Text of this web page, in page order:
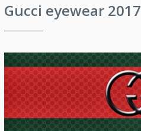
Gucci eyewear 2017